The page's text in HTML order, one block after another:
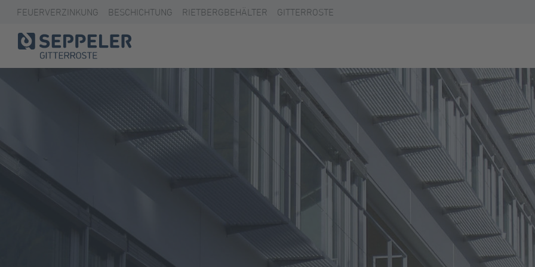
FEUERVERZINKUNG BESCHICHTUNG RIETBERGBEHÄLTER GITTERROSTE